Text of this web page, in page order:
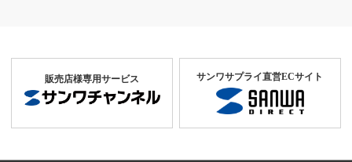
販売店様専用サービス サンワサプライ直営ECサイト